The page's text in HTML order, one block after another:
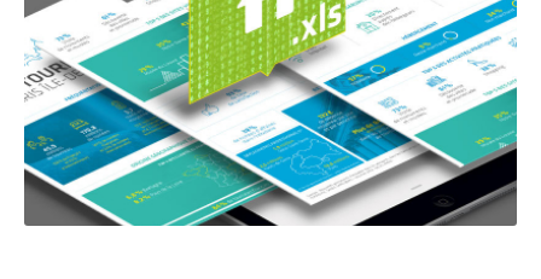
Annuaire accessibilité
Le Label Villes et Villages Fleuris
L'organisation du label
S'investir dans le label
Inscription à la newsletter
Institutionnels du tourisme
Grands Evènements